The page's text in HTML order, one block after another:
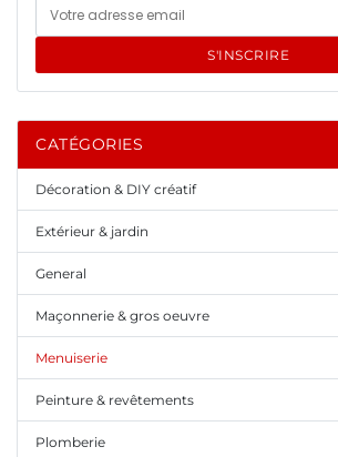
S'INSCRIRE
CATÉGORIES
Décoration & DIY créatif
Extérieur & jardin
General
Maçonnerie & gros oeuvre
Menuiserie
Peinture & revêtements
Plomberie